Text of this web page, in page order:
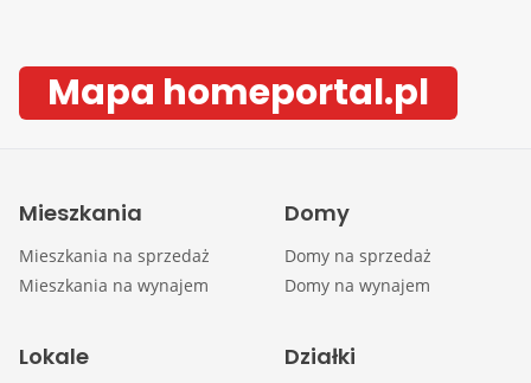
Mapa homeportal.pl
Mieszkania
Mieszkania na sprzedaż
Mieszkania na wynajem
Domy
Domy na sprzedaż
Domy na wynajem
Lokale Działki